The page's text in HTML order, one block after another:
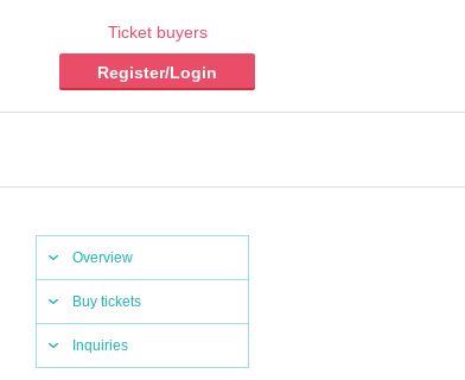
Ticket buyers
Register/Login
Overview
Buy tickets
Inquiries